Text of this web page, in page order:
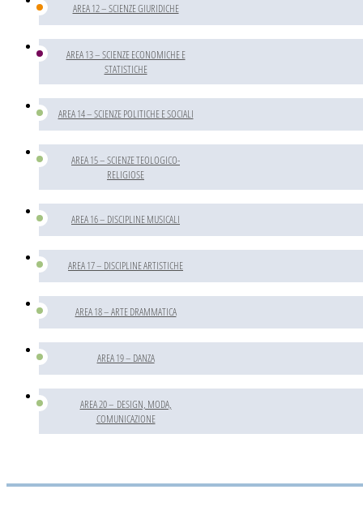
AREA 12 – SCIENZE GIURIDICHE
AREA 13 – SCIENZE ECONOMICHE E
STATISTICHE
AREA 14 – SCIENZE POLITICHE E SOCIALI
AREA 15 – SCIENZE TEOLOGICO-
RELIGIOSE
AREA 16 – DISCIPLINE MUSICALI
AREA 17 – DISCIPLINE ARTISTICHE
AREA 18 – ARTE DRAMMATICA
AREA 19 – DANZA
AREA 20 – DESIGN, MODA,
COMUNICAZIONE